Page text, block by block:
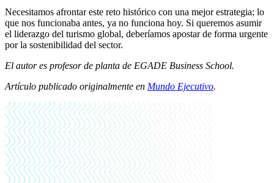
Necesitamos afrontar este reto histórico con una mejor estrategia; lo
que nos funcionaba antes, ya no funciona hoy. Si queremos asumir
el liderazgo del turismo global, deberíamos apostar de forma urgente
por la sostenibilidad del sector.
El autor es profesor de planta de EGADE Business School.
Artículo publicado originalmente en Mundo Ejecutivo.